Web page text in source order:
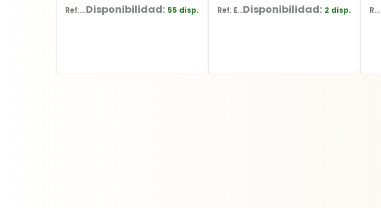
Ref: YT-62269Disponibilidad: 55 disp. Ref: E-03442Disponibilidad: 2 disp. Ref: YT-2036